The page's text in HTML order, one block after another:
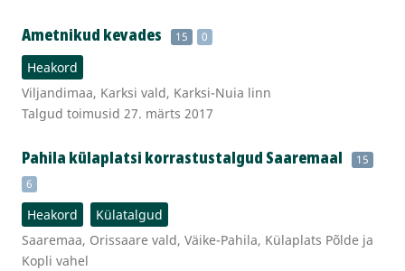
Ametnikud kevades 15 0
Heakord
Viljandimaa, Karksi vald, Karksi-Nuia linn
Talgud toimusid 27. märts 2017
Pahila külaplatsi korrastustalgud Saaremaal
15
6
Heakord
Külatalgud
Saaremaa, Orissaare vald, Väike-Pahila, Külaplats Põlde ja
Kopli vahel